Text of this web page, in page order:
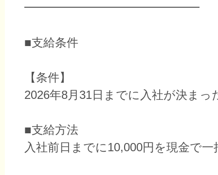
━━━━━━━━━━━━━━━
■支給条件
【条件】
2026年8月31日までに入社が決まっ
■支給方法
入社前日までに10,000円を現金で一